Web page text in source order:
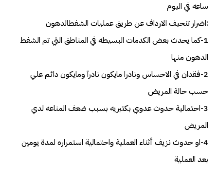
ساعه في اليوم
:اضرار تنحيف الارداف عن طريق عمليات الشفطالدهون
1-كما يحدث بعض الكدمات البسيطه في المناطق التي تم الشفط
الدهون منها
2-فقدان في الاحساس ونادرا مايكون نادرآ ومايكون دائم علي
حسب حالة المريض
3-احتمالية حدوث عدوي بكتيريه بسبب ضعف المناعه لدي
المريض
4-او حدوث نزيف أثناء العملية واحتمالية استمراره لمدة يومين
بعد العملية